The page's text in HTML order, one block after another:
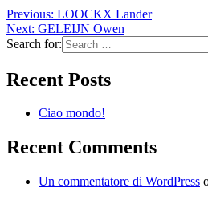
Previous: LOOCKX Lander
Next: GELEIJN Owen
Search for:
Recent Posts
Ciao mondo!
Recent Comments
Un commentatore di WordPress